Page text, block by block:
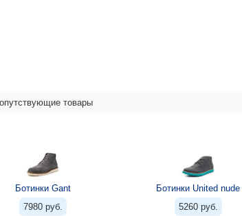
товары
Ботинки Gant
7980 руб.
Ботинки United nude
5260 руб.